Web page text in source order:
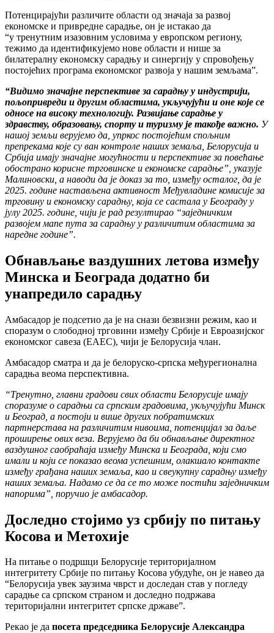
Потенцирајући различите области од значаја за развој
економске и привредне сарадње, он је истакао да
“у тренутним изазовним условима у европском региону,
тежимо да идентификујемо нове области и нише за
билатералну економску сарадњу и синергију у спровођењу
постојећих програма економског развоја у нашим земљама”.
“Видимо значајне перспективе за сарадњу у индустрији,
пољопривреди и другим областима, укључујући и оне које се
односе на високу технологију. Развијање сарадње у
здравству, образовању, спорту и туризму је такође важно. У
нашој земљи верујемо да, упркос постојећим спољним
препрекама које су ван контроле наших земаља, Белорусија и
Србија имају значајне могућности и перспективе за повећање
обострано корисне трговинске и економске сарадње”, указује
Малиновски, а наводи да је доказ за то, између осталог, да је
2025. године настављена активност Међувладине комисије за
трговину и економску сарадњу, која се састала у Београду у
јулу 2025. године, чији је рад резултирао “заједничким
развојем мапе пута за сарадњу у различитим областима за
наредне године”.
Обнављање ваздушних летова између
Минска и Београда додатно би
унапредило сарадњу
Амбасадор је подсетио да је на снази безвизни режим, као и
споразум о слободној трговини између Србије и Евроазијског
економског савеза (ЕАЕС), чији је Белорусија члан.
Амбасадор сматра и да је белоруско-српска међурегионална
сарадња веома перспективна.
“Тренутно, главни градови свих области Белорусије имају
споразуме о сарадњи са српским градовима, укључујући Минск
и Београд, а постоји и више других побратимских
партнерстава на различитим нивоима, потенцијал за даље
проширење ових веза. Верујемо да би обнављање директног
ваздушног саобраћаја између Минска и Београда, који смо
имали и који се показао веома успешним, олакшало контакте
између грађана наших земаља, као и свеукупну сарадњу између
наших земаља. Надамо се да се то може постићи заједничким
напорима”, поручио је амбасадор.
Доследно стојимо уз србију по питању
Косова и Метохије
На питање о подршци Белорусије територијалном
интегритету Србије по питању Косова убудуће, он је навео да
“Белорусија увек заузима чврст и доследан став у погледу
сарадње са српском страном и доследно подржава
територијални интегритет српске државе”.
Рекао је да посета председника Белорусије Александра